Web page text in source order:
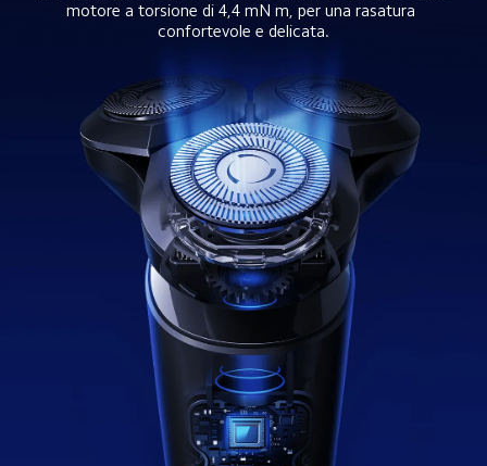
motore a torsione di 4,4 mN m, per una rasatura
confortevole e delicata.